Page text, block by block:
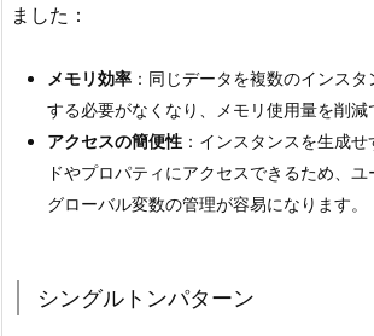
バ
2.
シ
ン
グ
ル
パ
ました：
メモリ効率 ：同じデータを複数のインス
する必要がなくなり、メモリ使用量を削減
アクセスの簡便性 ：インスタンスを生成
ドやプロパティにアクセスできるため、
グローバル変数の管理が容易になります。
シングルトンパターン